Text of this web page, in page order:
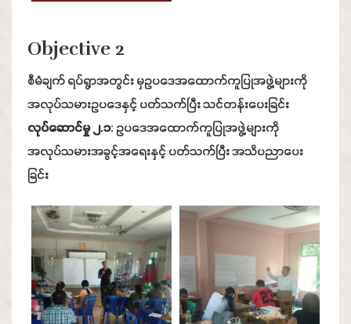
Objective 2
စီမံချက် ရပ်ရွာအတွင်း မှဥပဒေအထောက်ကူပြုအဖွဲ့များကို
အလုပ်သမားဥပဒေနှင့် ပတ်သက်ပြီး သင်တန်းပေးခြင်း
လုပ်ဆောင်မှု ၂.၁: ဥပဒေအထောက်ကူပြုအဖွဲ့များကို
အလုပ်သမားအခွင့်အရေးနှင့် ပတ်သက်ပြီး အသိပညာပေး
ခြင်း